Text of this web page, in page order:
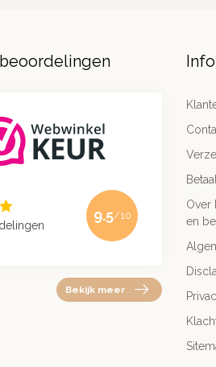
9.5/10
Bekijk meer
Over
en